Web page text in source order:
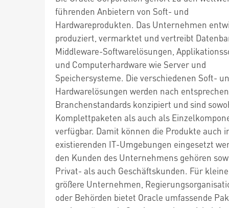
führenden Anbietern von Soft- und
Hardwareprodukten. Das Unternehmen
produziert, vermarktet und vertreibt
Middleware-Softwarelösungen,
und Computerhardware wie Server und
Speichersysteme. Die verschiedenen Soft-
Hardwarelösungen werden nach
Branchenstandards konzipiert und sind
Komplettpaketen als auch als
verfügbar. Damit können die Produkte auch
existierenden IT-Umgebungen eingesetzt
den Kunden des Unternehmens gehören
Privat- als auch Geschäftskunden. Für
größere Unternehmen,
oder Behörden bietet Oracle umfassende